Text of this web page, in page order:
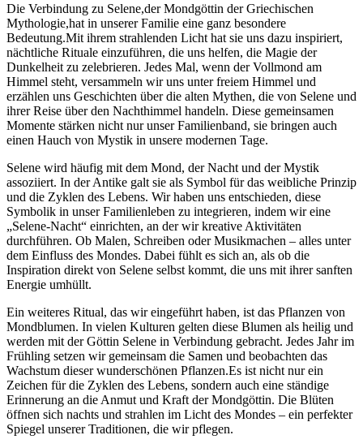
Die Verbindung zu Selene,der Mondgöttin der Griechischen
Mythologie,hat in unserer Familie eine ganz besondere
Bedeutung.Mit ihrem strahlenden Licht hat sie ⁤uns dazu inspiriert,
nächtliche Rituale einzuführen, die uns​ helfen, die Magie der
Dunkelheit zu zelebrieren. Jedes Mal,‌ wenn der Vollmond am
Himmel steht, versammeln wir uns unter freiem Himmel und
erzählen uns Geschichten über die alten Mythen, die von Selene und
ihrer Reise über den Nachthimmel handeln. Diese gemeinsamen
Momente stärken ⁣nicht ​nur unser Familienband, sie⁣ bringen auch
einen Hauch von Mystik in unsere modernen Tage.
Selene wird häufig mit dem Mond, der Nacht und der Mystik
⁢assoziiert.⁤ In der⁤ Antike galt sie als‌ Symbol für das weibliche Prinzip
und die Zyklen​ des Lebens. Wir haben uns entschieden,⁤ diese
Symbolik in unser Familienleben zu integrieren, ⁢indem wir eine
„Selene-Nacht“ einrichten, an der wir kreative Aktivitäten
durchführen. Ob ​Malen, ⁣Schreiben oder Musikmachen – alles unter
dem Einfluss des Mondes. Dabei‌ fühlt es sich an, als ob die
Inspiration direkt von⁣ Selene⁢ selbst kommt, die uns mit ihrer sanften
Energie ​umhüllt.
Ein weiteres Ritual, das wir eingeführt haben, ist das Pflanzen ‍von
Mondblumen. In vielen Kulturen gelten diese Blumen als heilig und
werden mit der Göttin Selene in Verbindung gebracht. Jedes Jahr im
Frühling setzen wir gemeinsam die Samen und⁣ beobachten das
Wachstum dieser wunderschönen Pflanzen.Es ist nicht ⁣nur⁣ ein
Zeichen ⁤für die Zyklen des Lebens, sondern auch ⁢eine ständige
Erinnerung an die Anmut und Kraft der Mondgöttin. Die Blüten
öffnen sich nachts und strahlen im Licht des Mondes – ein perfekter
Spiegel unserer ‍Traditionen, die wir pflegen.